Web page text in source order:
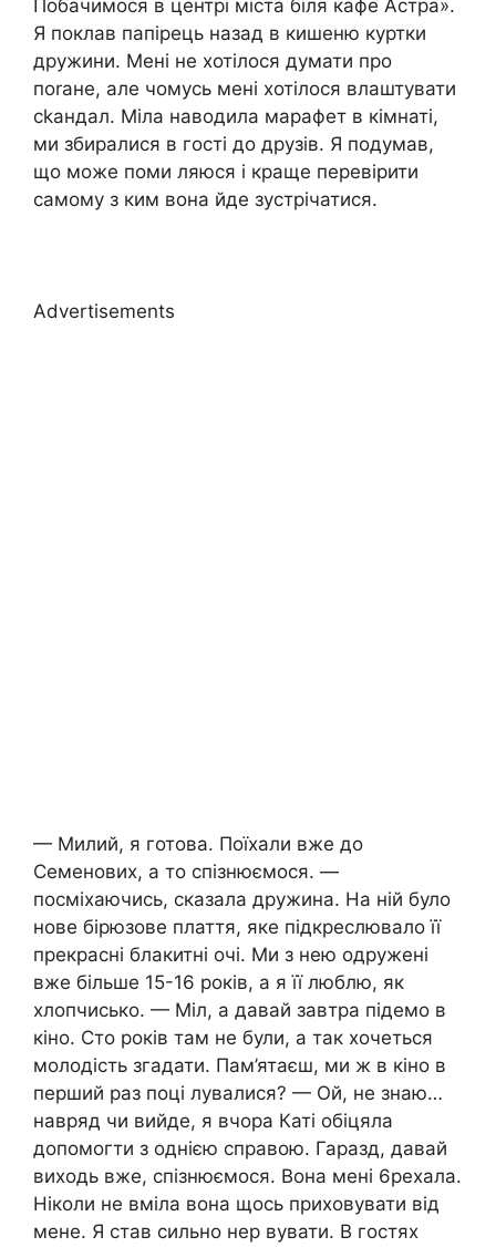
Побачимося в центрі міста біля кафе Астра».
Я поклав папірець назад в кишеню куртки
дружини. Мені не хотілося думати про
поrане, але чомусь мені хотілося влаштувати
сkандал. Міла наводила марафет в кімнаті,
ми збиралися в гості до друзів. Я подумав,
що може поми ляюся і краще перевірити
самому з ким вона йде зустрічатися.
Advertisements
— Милий, я готова. Поїхали вже до
Семенових, а то спізнюємося. —
посміхаючись, сказала дружина. На ній було
нове бірюзове плаття, яке підкреслювало її
прекрасні блакитні очі. Ми з нею одружені
вже більше 15-16 років, а я її люблю, як
хлопчисько. — Міл, а давай завтра підемо в
кіно. Сто років там не були, а так хочеться
молодість згадати. Пам’ятаєш, ми ж в кіно в
перший раз поці лувалися? — Ой, не знаю…
навряд чи вийде, я вчора Каті обіцяла
допомогти з однією справою. Гаразд, давай
виходь вже, спізнюємося. Вона мені 6рехала.
Ніколи не вміла вона щось приховувати від
мене. Я став сильно нер вувати. В гостях